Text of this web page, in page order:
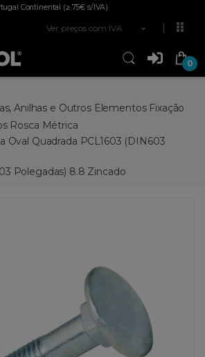
Continental (≥ 75€ s/IVA)
Ver preços com IVA
0
Anilhas e Outros Elementos Fixação
Rosca Métrica
Oval Quadrada PCL1603 (DIN603
Polegadas) 8.8 Zincado